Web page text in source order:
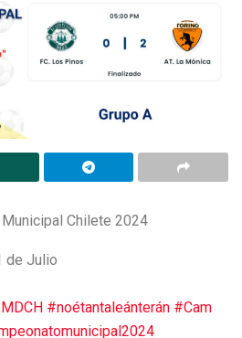
Chilete 2024
de Julio
#noétantaleánterán #Cam